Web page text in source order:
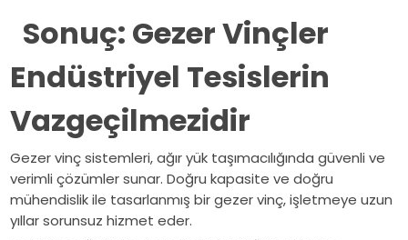
Sonuç: Gezer Vinçler
Endüstriyel Tesislerin
Vazgeçilmezidir
Gezer vinç sistemleri, ağır yük taşımacılığında güvenli ve
verimli çözümler sunar. Doğru kapasite ve doğru
mühendislik ile tasarlanmış bir gezer vinç, işletmeye uzun
yıllar sorunsuz hizmet eder.